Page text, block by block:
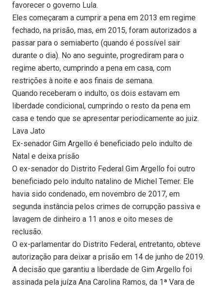
favorecer o governo Lula.
Eles começaram a cumprir a pena em 2013 em regime
fechado, na prisão, mas, em 2015, foram autorizados a
passar para o semiaberto (quando é possível sair
durante o dia). No ano seguinte, progrediram para o
regime aberto, cumprindo a pena em casa, com
restrições à noite e aos finais de semana.
Quando receberam o indulto, os dois estavam em
liberdade condicional, cumprindo o resto da pena em
casa e tendo que se apresentar periodicamente ao juiz.
Lava Jato
Ex-senador Gim Argello é beneficiado pelo indulto de
Natal e deixa prisão
O ex-senador do Distrito Federal Gim Argello foi outro
beneficiado pelo indulto natalino de Michel Temer. Ele
havia sido condenado, em novembro de 2017, em
segunda instância pelos crimes de corrupção passiva e
lavagem de dinheiro a 11 anos e oito meses de
reclusão.
O ex-parlamentar do Distrito Federal, entretanto, obteve
autorização para deixar a prisão em 14 de junho de 2019.
A decisão que garantiu a liberdade de Gim Argello foi
assinada pela juíza Ana Carolina Ramos, da 1ª Vara de